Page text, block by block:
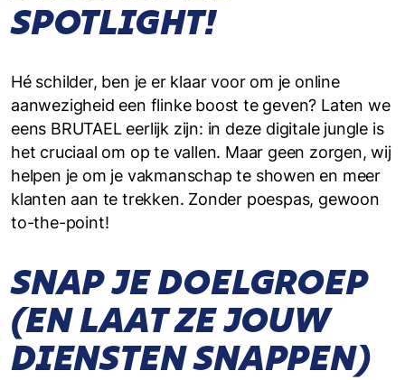
SPOTLIGHT!
Hé schilder, ben je er klaar voor om je online
aanwezigheid een flinke boost te geven? Laten we
eens BRUTAEL eerlijk zijn: in deze digitale jungle is
het cruciaal om op te vallen. Maar geen zorgen, wij
helpen je om je vakmanschap te showen en meer
klanten aan te trekken. Zonder poespas, gewoon
to-the-point!
SNAP JE DOELGROEP
(EN LAAT ZE JOUW
DIENSTEN SNAPPEN)